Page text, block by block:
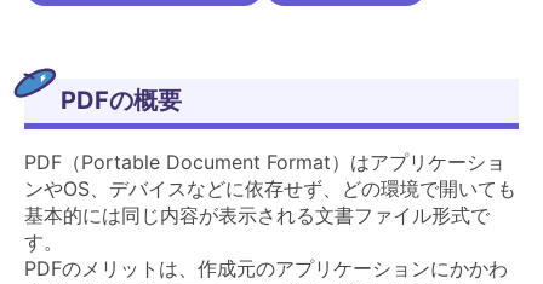
PDFの概要
PDF（Portable Document Format）はアプリケーショ
ンやOS、デバイスなどに依存せず、どの環境で開いても
基本的には同じ内容が表示される文書ファイル形式で
す。
PDFのメリットは、作成元のアプリケーションにかかわ